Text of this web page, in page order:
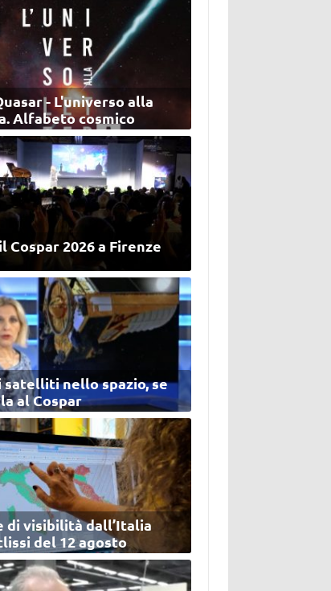
- L'universo alla
Alfabeto cosmico
Cospar 2026 a Firenze
satelliti nello spazio, se
al Cospar
di visibilità dall’Italia
del 12 agosto